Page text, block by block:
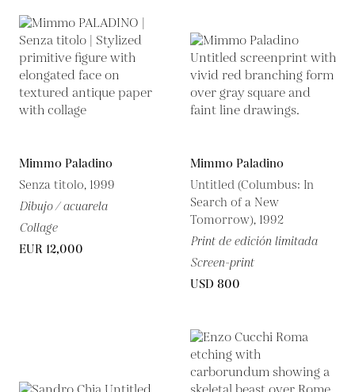
Mimmo Paladino
Senza titolo, 1999
Dibujo / acuarela
Collage
EUR 12,000
Mimmo Paladino
Untitled (Columbus: In
Search of a New
Tomorrow), 1992
Print de edición limitada
Screen-print
USD 800